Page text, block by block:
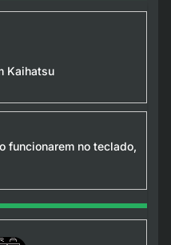
Kaihatsu
funcionarem no teclado,